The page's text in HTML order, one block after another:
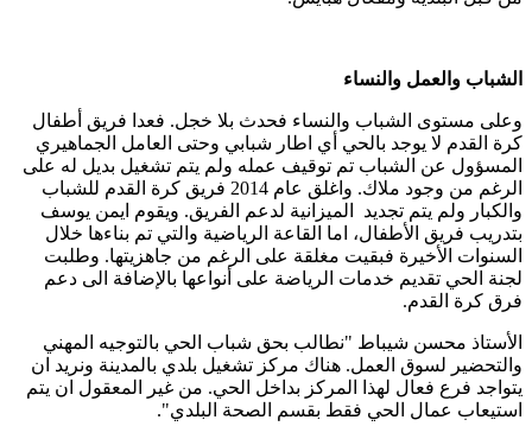
الشباب والعمل والنساء
وعلى مستوى الشباب والنساء فحدث بلا خجل. فعدا فريق أطفال
كرة القدم لا يوجد بالحي أي اطار شبابي وحتى العامل الجماهيري
المسؤول عن الشباب تم توقيف عمله ولم يتم تشغيل بديل له على
الرغم من وجود ملاك. واغلق عام 2014 فريق كرة القدم للشباب
والكبار ولم يتم تجديد الميزانية لدعم الفريق. ويقوم ايمن يوسف
بتدريب فريق الأطفال، اما القاعة الرياضية والتي تم بناءها خلال
السنوات الأخيرة فبقيت مغلقة على الرغم من جاهزيتها. وطلبت
لجنة الحي تقديم خدمات الرياضة على أنواعها بالإضافة الى دعم
فرق كرة القدم.
الأستاذ محسن شيباط "نطالب بحق شباب الحي بالتوجيه المهني
والتحضير لسوق العمل. هناك مركز تشغيل بلدي بالمدينة ونريد ان
يتواجد فرع فعال لهذا المركز بداخل الحي. من غير المعقول ان يتم
استيعاب عمال الحي فقط بقسم الصحة البلدي".